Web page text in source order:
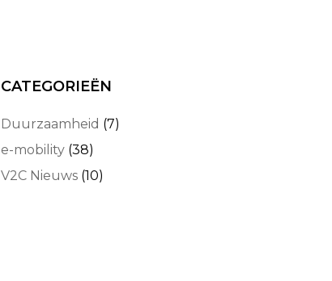
CATEGORIEËN
Duurzaamheid (7)
e-mobility (38)
V2C Nieuws (10)